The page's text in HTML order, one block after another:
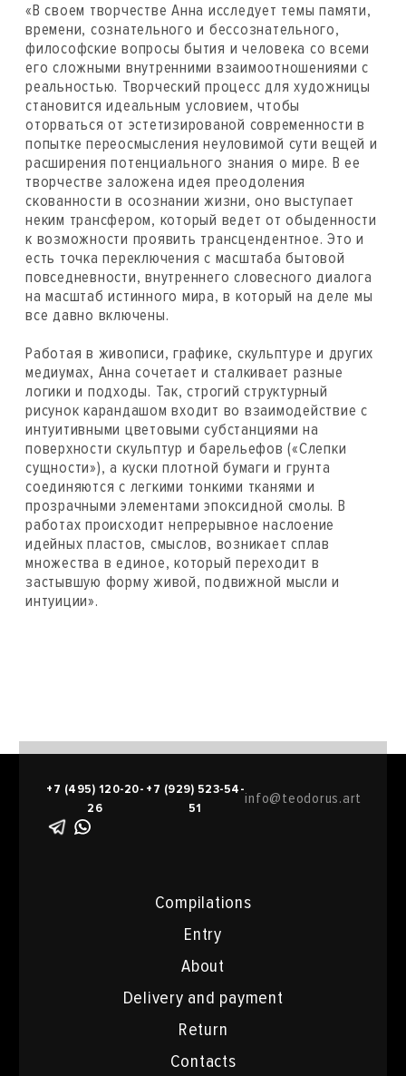
«В своем творчестве Анна исследует темы памяти,
времени, сознательного и бессознательного,
философские вопросы бытия и человека со всеми
его сложными внутренними взаимоотношениями с
реальностью. Творческий процесс для художницы
становится идеальным условием, чтобы
оторваться от эстетизированой современности в
попытке переосмысления неуловимой сути вещей и
расширения потенциального знания о мире. В ее
творчестве заложена идея преодоления
скованности в осознании жизни, оно выступает
неким трансфером, который ведет от обыденности
к возможности проявить трансцендентное. Это и
есть точка переключения с масштаба бытовой
повседневности, внутреннего словесного диалога
на масштаб истинного мира, в который на деле мы
все давно включены.
Работая в живописи, графике, скульптуре и других
медиумах, Анна сочетает и сталкивает разные
логики и подходы. Так, строгий структурный
рисунок карандашом входит во взаимодействие с
интуитивными цветовыми субстанциями на
поверхности скульптур и барельефов («Слепки
сущности»), а куски плотной бумаги и грунта
соединяются с легкими тонкими тканями и
прозрачными элементами эпоксидной смолы. В
работах происходит непрерывное наслоение
идейных пластов, смыслов, возникает сплав
множества в единое, который переходит в
застывшую форму живой, подвижной мысли и
интуиции».
Compilations
Entry
About
Delivery and payment
Return
Contacts
+7 (495) 120-20-
26
+7 (929) 523-54-
51
info@teodorus.art